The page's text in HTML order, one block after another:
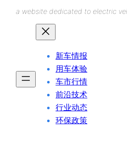
a website dedicated to electric
新车情报
用车体验
车市行情
前沿技术
行业动态
环保政策